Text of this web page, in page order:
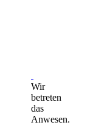
Wir
betreten
das
Anwesen.